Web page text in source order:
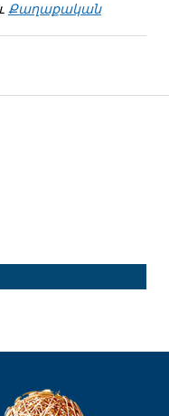
Քաղաքական